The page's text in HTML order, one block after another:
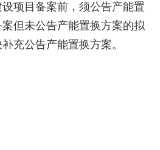
项目备案前，须公告产能置
但未公告产能置换方案的拟
充公告产能置换方案。